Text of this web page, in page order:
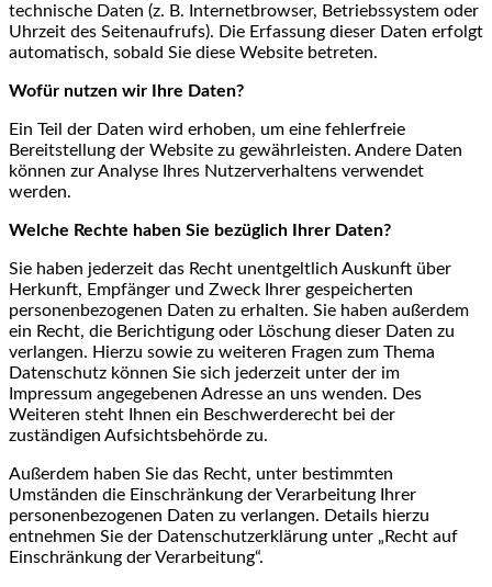
technische Daten (z. B. Internetbrowser, Betriebssystem oder
Uhrzeit des Seitenaufrufs). Die Erfassung dieser Daten erfolgt
automatisch, sobald Sie diese Website betreten.
Wofür nutzen wir Ihre Daten?
Ein Teil der Daten wird erhoben, um eine fehlerfreie
Bereitstellung der Website zu gewährleisten. Andere Daten
können zur Analyse Ihres Nutzerverhaltens verwendet
werden.
Welche Rechte haben Sie bezüglich Ihrer Daten?
Sie haben jederzeit das Recht unentgeltlich Auskunft über
Herkunft, Empfänger und Zweck Ihrer gespeicherten
personenbezogenen Daten zu erhalten. Sie haben außerdem
ein Recht, die Berichtigung oder Löschung dieser Daten zu
verlangen. Hierzu sowie zu weiteren Fragen zum Thema
Datenschutz können Sie sich jederzeit unter der im
Impressum angegebenen Adresse an uns wenden. Des
Weiteren steht Ihnen ein Beschwerderecht bei der
zuständigen Aufsichtsbehörde zu.
Außerdem haben Sie das Recht, unter bestimmten
Umständen die Einschränkung der Verarbeitung Ihrer
personenbezogenen Daten zu verlangen. Details hierzu
entnehmen Sie der Datenschutzerklärung unter „Recht auf
Einschränkung der Verarbeitung“.